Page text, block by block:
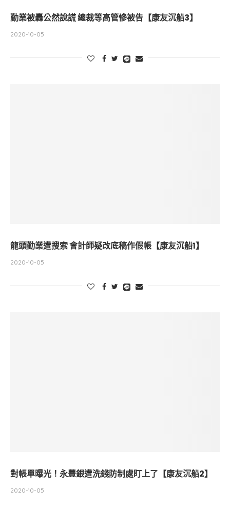
勤業被轟公然說謊 總裁等高管慘被告【康友沉船3】
2020-10-05
龍頭勤業遭搜索 會計師疑改底稿作假帳【康友沉船1】
2020-10-05
對帳單曝光！永豐銀遭洗錢防制處盯上了【康友沉船2】
2020-10-05